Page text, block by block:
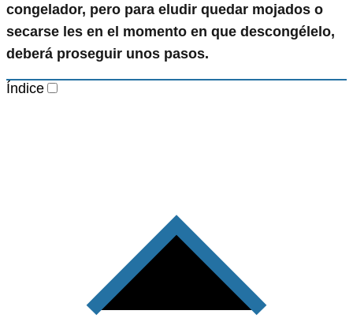
congelador, pero para eludir quedar mojados o
secarse les en el momento en que descongélelo,
deberá proseguir unos pasos.
Índice